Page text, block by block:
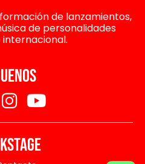
de lanzamientos,
de personalidades
internacional.